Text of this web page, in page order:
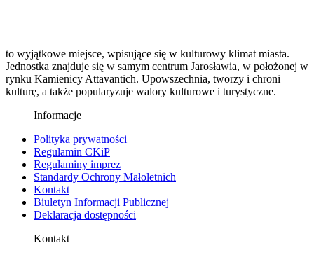
to wyjątkowe miejsce, wpisujące się w kulturowy klimat miasta.
Jednostka znajduje się w samym centrum Jarosławia, w położonej w
rynku Kamienicy Attavantich. Upowszechnia, tworzy i chroni
kulturę, a także popularyzuje walory kulturowe i turystyczne.
Informacje
Polityka prywatności
Regulamin CKiP
Regulaminy imprez
Standardy Ochrony Małoletnich
Kontakt
Biuletyn Informacji Publicznej
Deklaracja dostępności
Kontakt